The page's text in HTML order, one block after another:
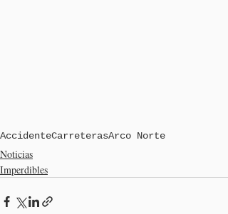
AccidenteCarreterasArco Norte
Noticias
Imperdibles